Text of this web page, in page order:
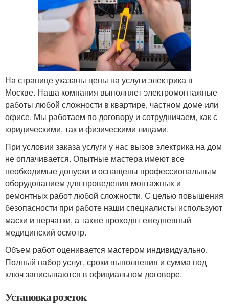
На странице указаны цены на услуги электрика в
Москве. Наша компания выполняет электромонтажные
работы любой сложности в квартире, частном доме или
офисе. Мы работаем по договору и сотрудничаем, как с
юридическими, так и физическими лицами.
При условии заказа услуги у нас вызов электрика на дом
не оплачивается. Опытные мастера имеют все
необходимые допуски и оснащены профессиональным
оборудованием для проведения монтажных и
ремонтных работ любой сложности. С целью повышения
безопасности при работе наши специалисты используют
маски и перчатки, а также проходят ежедневный
медицинский осмотр.
Объем работ оценивается мастером индивидуально.
Полный набор услуг, сроки выполнения и сумма под
ключ записываются в официальном договоре.
Установка розеток